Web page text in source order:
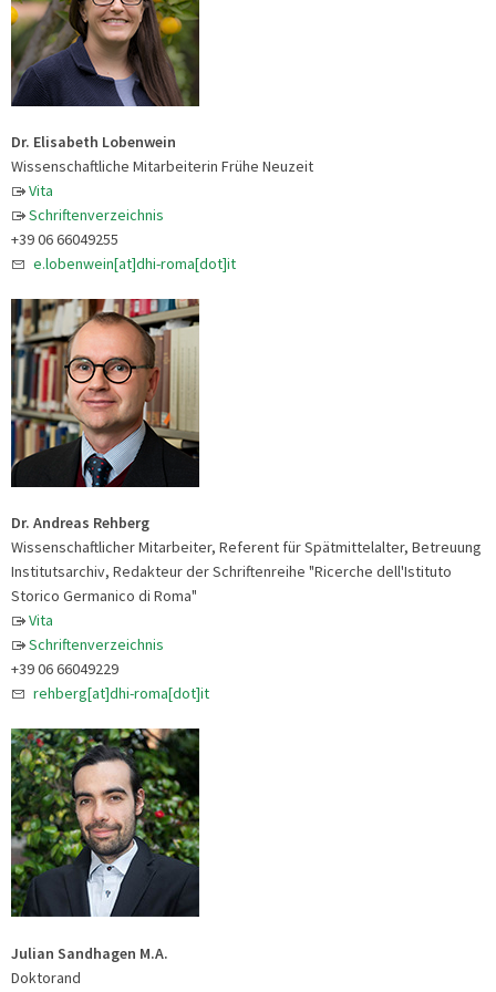
Dr. Elisabeth Lobenwein
Wissenschaftliche Mitarbeiterin Frühe Neuzeit
Vita
Schriftenverzeichnis
+39 06 66049255
e.lobenwein[at]dhi-roma[dot]it
Dr. Andreas Rehberg
Wissenschaftlicher Mitarbeiter, Referent für Spätmittelalter, Betreuung
Institutsarchiv, Redakteur der Schriftenreihe "Ricerche dell'Istituto
Storico Germanico di Roma"
Vita
Schriftenverzeichnis
+39 06 66049229
rehberg[at]dhi-roma[dot]it
Julian Sandhagen M.A.
Doktorand